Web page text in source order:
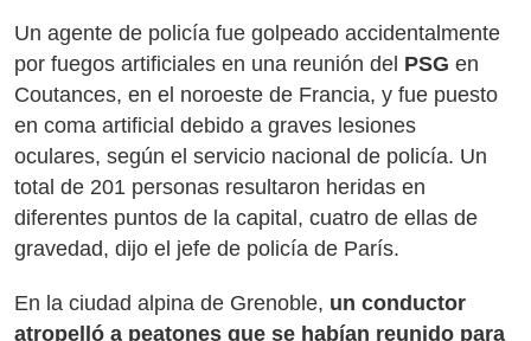
Un agente de policía fue golpeado accidentalmente
por fuegos artificiales en una reunión del PSG en
Coutances, en el noroeste de Francia, y fue puesto
en coma artificial debido a graves lesiones
oculares, según el servicio nacional de policía. Un
total de 201 personas resultaron heridas en
diferentes puntos de la capital, cuatro de ellas de
gravedad, dijo el jefe de policía de París.
En la ciudad alpina de Grenoble, un conductor
atropelló a peatones que se habían reunido para